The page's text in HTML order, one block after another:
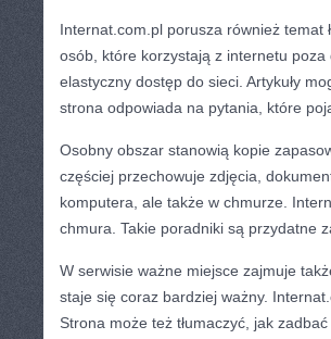
Internat.com.pl porusza również temat
osób, które korzystają z internetu
elastyczny dostęp do sieci. Artykuły
strona odpowiada na pytania, które
Osobny obszar stanowią kopie
częściej przechowuje zdjęcia,
komputera, ale także w chmurze.
chmura. Takie poradniki są przydatne
W serwisie ważne miejsce zajmuje
staje się coraz bardziej ważny.
Strona może też tłumaczyć, jak